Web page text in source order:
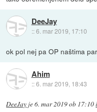
DeeJay
::6. mar 2019, 17:10
ok pol nej pa OP naštima
Ahim
::6. mar 2019, 18:43
DeeJay je6. mar 2019 ob 17:10